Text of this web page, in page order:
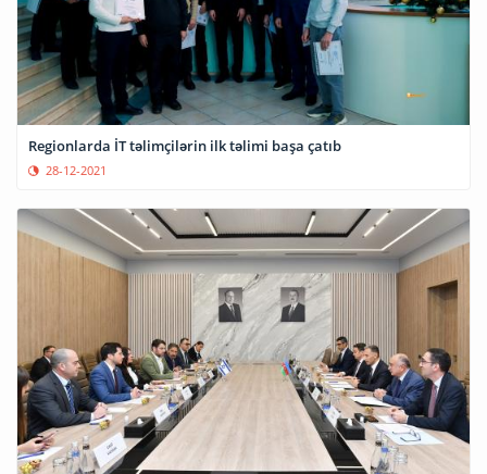
Regionlarda İT təlimçilərin ilk təlimi başa çatıb
28-12-2021